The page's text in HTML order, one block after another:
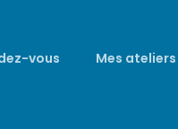
vous Mes ateliers